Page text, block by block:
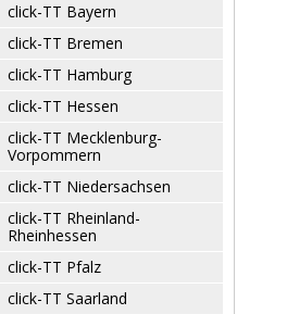
click-TT Bayern
click-TT Bremen
click-TT Hamburg
click-TT Hessen
click-TT Mecklenburg-
Vorpommern
click-TT Niedersachsen
click-TT Rheinland-
Rheinhessen
click-TT Pfalz
click-TT Saarland